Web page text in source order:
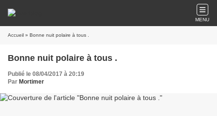
MENU
Accueil » Bonne nuit polaire à tous .
Bonne nuit polaire à tous .
Publié le 08/04/2017 à 20:19
Par Mortimer